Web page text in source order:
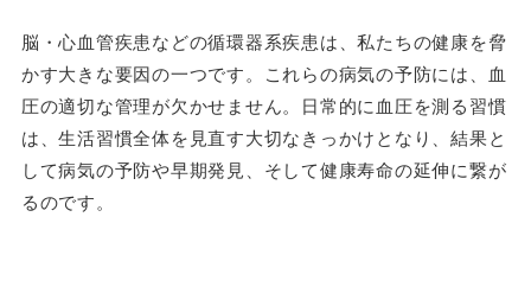
脳・心血管疾患などの循環器系疾患は、私たちの健康を脅
かす大きな要因の一つです。これらの病気の予防には、血
圧の適切な管理が欠かせません。日常的に血圧を測る習慣
は、生活習慣全体を見直す大切なきっかけとなり、結果と
して病気の予防や早期発見、そして健康寿命の延伸に繋が
るのです。